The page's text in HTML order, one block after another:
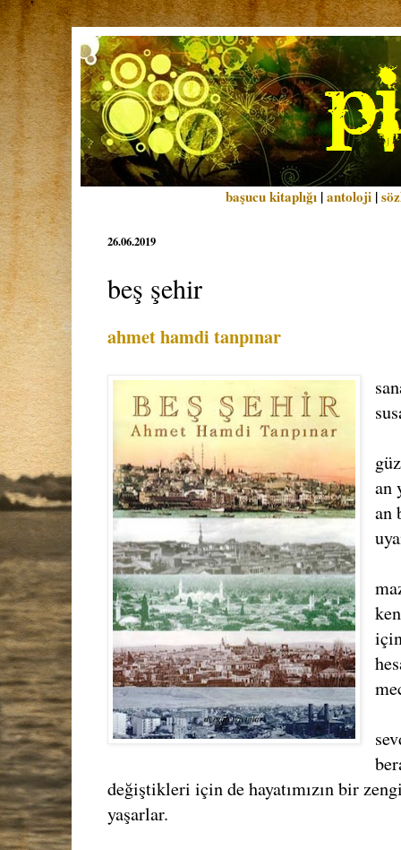
başucu kitaplığı |antoloji |
26.06.2019
beş şehir
ahmet hamdi tanpınar
an
an
değiştikleri için de hayatımızın bir
yaşarlar.